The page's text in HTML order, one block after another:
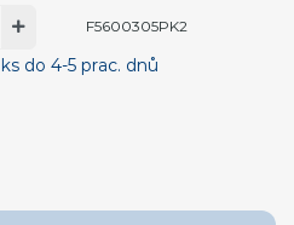
ks do 4-5 prac. dnů
F5600305PK2